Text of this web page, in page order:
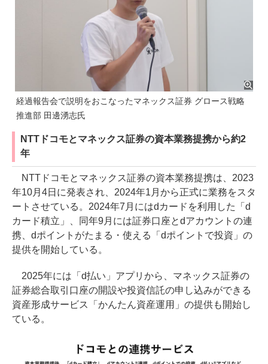
経過報告会で説明をおこなったマネックス証券 グロース戦略
推進部 田邊湧志氏
NTTドコモとマネックス証券の資本業務提携から約2
年
NTTドコモとマネックス証券の資本業務提携は、2023
年10月4日に発表され、2024年1月から正式に業務をスタ
ートさせている。2024年7月にはdカードを利用した「d
カード積立」、同年9月には証券口座とdアカウントの連
携、dポイントがたまる・使える「dポイントで投資」の
提供を開始している。
2025年には「d払い」アプリから、マネックス証券の
証券総合取引口座の開設や投資信託の申し込みができる
資産形成サービス「かんたん資産運用」の提供も開始し
ている。